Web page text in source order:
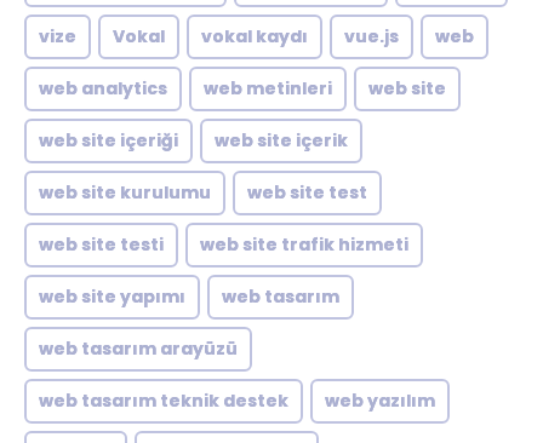
vize Vokal vokal kaydı vue.js web
web analytics web metinleri web site
web site içeriği web site içerik
web site kurulumu web site test
web site testi web site trafik hizmeti
web site yapımı web tasarım
web tasarım arayüzü
web tasarım teknik destek web yazılım